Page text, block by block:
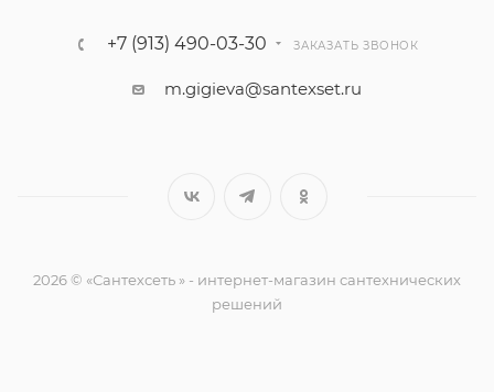
+7 (913) 490-03-30 ЗАКАЗАТЬ ЗВОНОК
m.gigieva@santexset.ru
2026 © «Сантехсеть » - интернет-магазин сантехнических
решений